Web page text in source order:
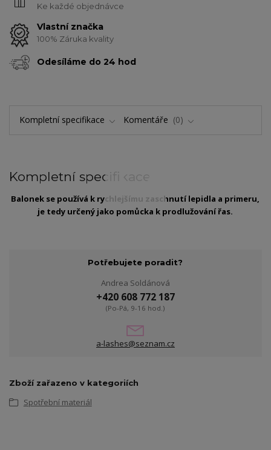
Ke každé objednávce
Vlastní značka
100% Záruka kvality
Odesíláme do 24 hod
Kompletní specifikace Komentáře 0
Kompletní specifikace
Balonek se používá k rychlejšímu zaschnutí lepidla a primeru,
je tedy určený jako pomůcka k prodlužování řas.
Potřebujete poradit?
Andrea Soldánová
+420 608 772 187
(Po-Pá, 9-16 hod.)
a-lashes@seznam.cz
Zboží zařazeno v kategoriích
Spotřební materiál